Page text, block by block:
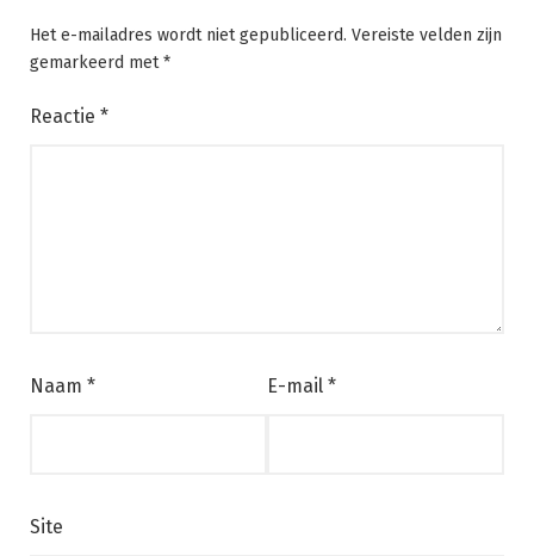
Het e-mailadres wordt niet gepubliceerd. Vereiste velden zijn
gemarkeerd met*
Reactie *
Naam * E-mail *
Site